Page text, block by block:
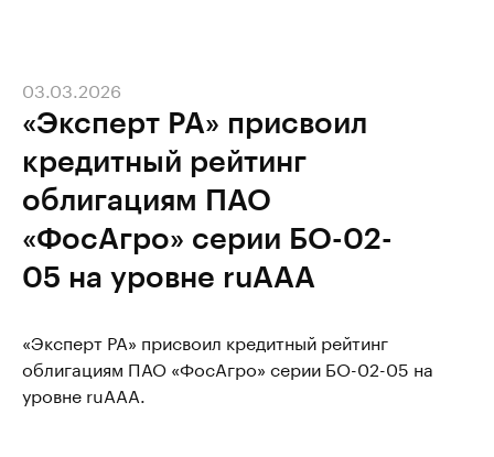
«Эксперт РА» присвоил
кредитный рейтинг
облигациям ПАО
«ФосАгро» серии БО-02-
05 на уровне ruAAA
03.03.2026
«Эксперт РА» присвоил кредитный рейтинг
облигациям ПАО «ФосАгро» серии БО-02-05 на
уровне ruAAA.